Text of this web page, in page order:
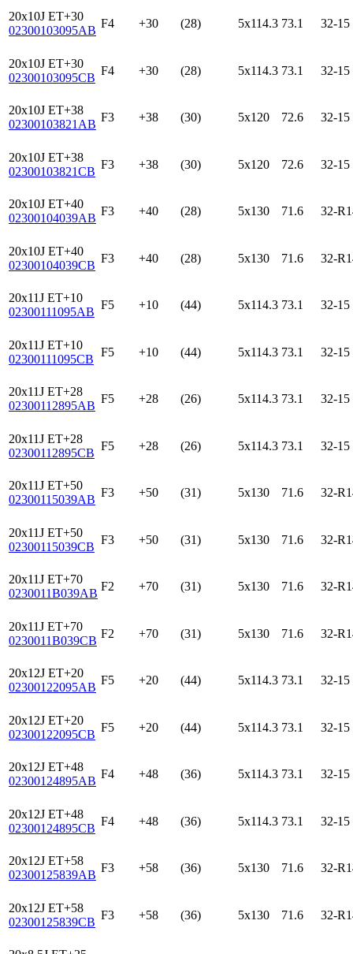
20x10J ET+30
02300103095AB
F4 +30 (28) 5x114.3 73.1 32-15
20x10J ET+30
02300103095CB
F4 +30 (28) 5x114.3 73.1 32-15
20x10J ET+38
02300103821AB
F3 +38 (30) 5x120 72.6 32-15
20x10J ET+38
02300103821CB
F3 +38 (30) 5x120 72.6 32-15
20x10J ET+40
02300104039AB
F3 +40 (28) 5x130 71.6 32-
20x10J ET+40
02300104039CB
F3 +40 (28) 5x130 71.6 32-
20x11J ET+10
02300111095AB
F5 +10 (44) 5x114.3 73.1 32-15
20x11J ET+10
02300111095CB
F5 +10 (44) 5x114.3 73.1 32-15
20x11J ET+28
02300112895AB
F5 +28 (26) 5x114.3 73.1 32-15
20x11J ET+28
02300112895CB
F5 +28 (26) 5x114.3 73.1 32-15
20x11J ET+50
02300115039AB
F3 +50 (31) 5x130 71.6 32-
20x11J ET+50
02300115039CB
F3 +50 (31) 5x130 71.6 32-
20x11J ET+70
0230011B039AB
F2 +70 (31) 5x130 71.6 32-
20x11J ET+70
0230011B039CB
F2 +70 (31) 5x130 71.6 32-
20x12J ET+20
02300122095AB
F5 +20 (44) 5x114.3 73.1 32-15
20x12J ET+20
02300122095CB
F5 +20 (44) 5x114.3 73.1 32-15
20x12J ET+48
02300124895AB
F4 +48 (36) 5x114.3 73.1 32-15
20x12J ET+48
02300124895CB
F4 +48 (36) 5x114.3 73.1 32-15
20x12J ET+58
02300125839AB
F3 +58 (36) 5x130 71.6 32-
20x12J ET+58
02300125839CB
F3 +58 (36) 5x130 71.6 32-